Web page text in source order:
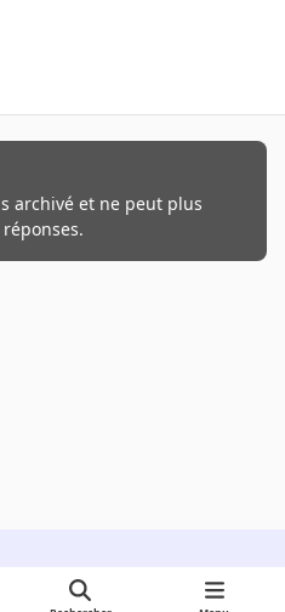
archivé et ne peut plus